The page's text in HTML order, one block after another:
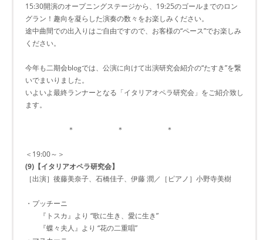
15:30開演のオープニングステージから、19:25のゴールまでのロン
グラン！趣向を凝らした演奏の数々をお楽しみください。
途中曲間での出入りはご自由ですので、お客様の“ペース”でお楽しみ
ください。
今年も二期会blogでは、公演に向けて出演研究会紹介の“たすき”を繋
いでまいりました。
いよいよ最終ランナーとなる「イタリアオペラ研究会」をご紹介致し
ます。
＊ ＊ ＊
＜19:00～＞
(9)【イタリアオペラ研究会】
［出演］後藤美奈子、石橋佳子、伊藤 潤／［ピアノ］小野寺美樹
・プッチーニ
『トスカ』より “歌に生き、愛に生き”
『蝶々夫人』より “花の二重唱”